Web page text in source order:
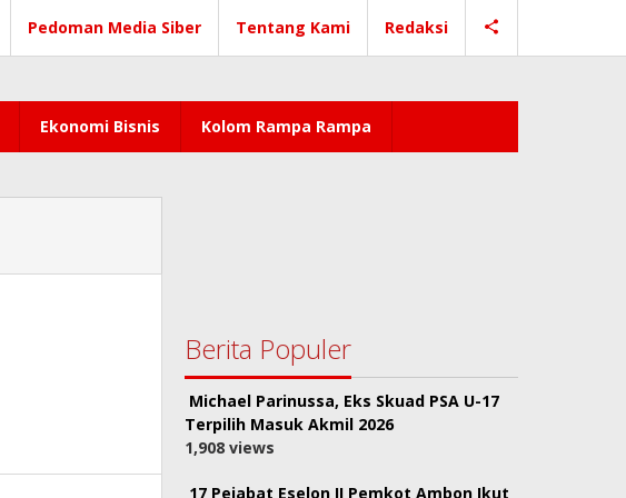
Pedoman Media Siber Tentang Kami Redaksi
Ekonomi Bisnis Kolom Rampa Rampa
Berita Populer
Michael Parinussa, Eks Skuad PSA U-17
Terpilih Masuk Akmil 2026
1,908 views
17 Pejabat Eselon II Pemkot Ambon Ikut